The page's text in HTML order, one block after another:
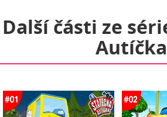
Další části ze
Autíčka